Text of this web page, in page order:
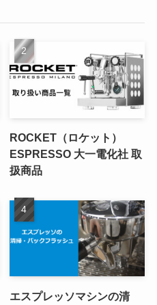
ROCKET（ロケット）
ESPRESSO 大一電化社 取
扱商品
エスプレッソマシンの清